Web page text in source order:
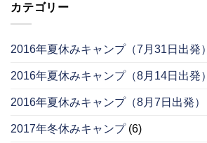
カテゴリー
2016年夏休みキャンプ（7月31日出発）
2016年夏休みキャンプ（8月14日出発）
2016年夏休みキャンプ（8月7日出発）
2017年冬休みキャンプ(6)